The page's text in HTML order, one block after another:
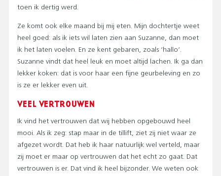
toen ik dertig werd.
Ze komt ook elke maand bij mij eten. Mijn dochtertje weet
heel goed: als ik iets wil laten zien aan Suzanne, dan moet
ik het laten voelen. En ze kent gebaren, zoals ‘hallo’.
Suzanne vindt dat heel leuk en moet altijd lachen. Ik ga dan
lekker koken: dat is voor haar een fijne geurbeleving en zo
is ze er lekker even uit.
VEEL VERTROUWEN
Ik vind het vertrouwen dat wij hebben opgebouwd heel
mooi. Als ik zeg: stap maar in de tillift, ziet zij niet waar ze
afgezet wordt. Dat heb ik haar natuurlijk wel verteld, maar
zij moet er maar op vertrouwen dat het echt zo gaat. Dat
vertrouwen is er. Dat vind ik heel bijzonder. We weten ook